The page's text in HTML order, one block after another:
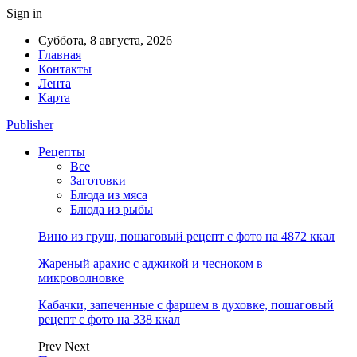
Sign in
Суббота, 8 августа, 2026
Главная
Контакты
Лента
Карта
Publisher
Рецепты
Все
Заготовки
Блюда из мяса
Блюда из рыбы
Вино из груш, пошаговый рецепт с фото на 4872 ккал
Жареный арахис с аджикой и чесноком в
микроволновке
Кабачки, запеченные с фаршем в духовке, пошаговый
рецепт с фото на 338 ккал
Prev Next